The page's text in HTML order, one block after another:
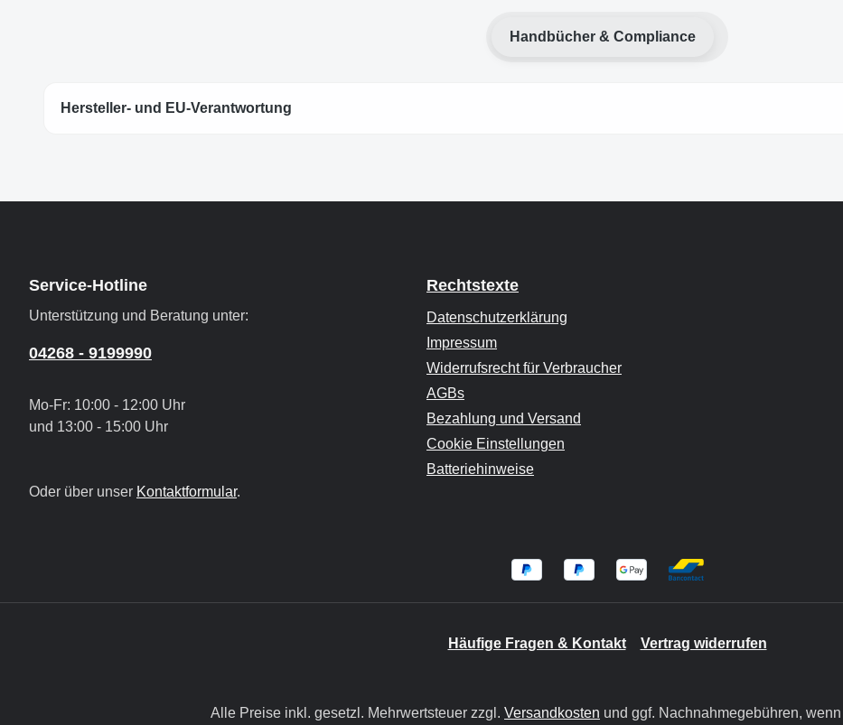
Handbücher & Compliance
Hersteller- und EU-Verantwortung
Service-Hotline
Unterstützung und Beratung unter:
04268 - 9199990
Mo-Fr: 10:00 - 12:00 Uhr
und 13:00 - 15:00 Uhr
Oder über unser Kontaktformular.
Rechtstexte
Datenschutzerklärung
Impressum
Widerrufsrecht für Verbraucher
AGBs
Bezahlung und Versand
Cookie Einstellungen
Batteriehinweise
Häufige Fragen & Kontakt Vertrag widerrufen
Alle Preise inkl. gesetzl. Mehrwertsteuer zzgl. Versandkosten und ggf. Nachnahmegebühren,